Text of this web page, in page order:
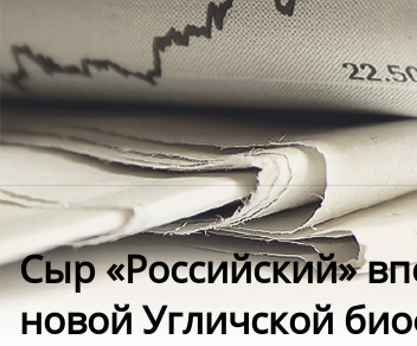
Сыр «Российский»
новой Угличской